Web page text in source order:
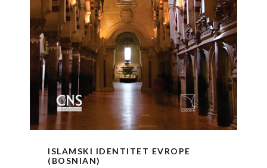
ISLAMSKI IDENTITET EVROPE
(BOSNIAN)